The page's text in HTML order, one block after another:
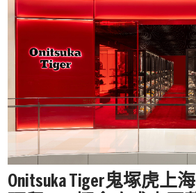
Onitsuka Tiger鬼塚虎上海